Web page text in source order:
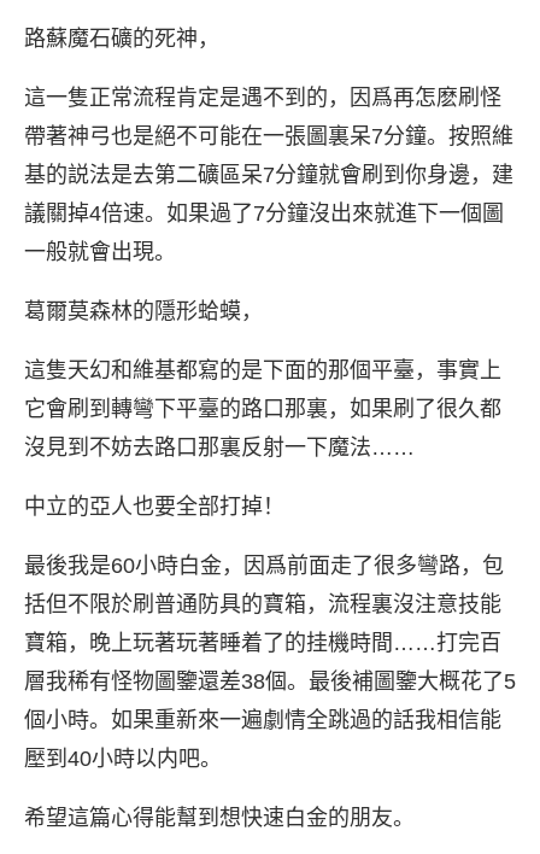
路蘇魔石礦的死神，
這一隻正常流程肯定是遇不到的，因爲再怎麽刷怪
帶著神弓也是絕不可能在一張圖裏呆7分鐘。按照維
基的説法是去第二礦區呆7分鐘就會刷到你身邊，建
議關掉4倍速。如果過了7分鐘沒出來就進下一個圖
一般就會出現。
葛爾莫森林的隱形蛤蟆，
這隻天幻和維基都寫的是下面的那個平臺，事實上
它會刷到轉彎下平臺的路口那裏，如果刷了很久都
沒見到不妨去路口那裏反射一下魔法……
中立的亞人也要全部打掉！
最後我是60小時白金，因爲前面走了很多彎路，包
括但不限於刷普通防具的寶箱，流程裏沒注意技能
寶箱，晚上玩著玩著睡着了的挂機時間……打完百
層我稀有怪物圖鑒還差38個。最後補圖鑒大概花了5
個小時。如果重新來一遍劇情全跳過的話我相信能
壓到40小時以内吧。
希望這篇心得能幫到想快速白金的朋友。